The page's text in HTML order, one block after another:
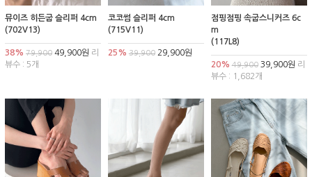
뮤이즈 히든굽 슬리퍼 4cm
(702V13)
38% 79,900 49,900원 리
뷰수 : 5개
코코썸 슬리퍼 4cm
(715V11)
25% 39,90029,900원
점핑점핑 속굽스니커즈 6c
m
(117L8)
20% 49,90039,900원 리
뷰수 : 1,682개